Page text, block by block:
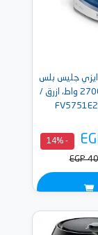
ايزي جليس بلس
من تيفال، 2700 واط، ازرق /
- 14%
EGP